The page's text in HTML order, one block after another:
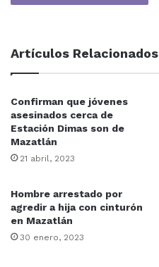
Artículos Relacionados
Confirman que jóvenes
asesinados cerca de
Estación Dimas son de
Mazatlán
21 abril, 2023
Hombre arrestado por
agredir a hija con cinturón
en Mazatlán
30 enero, 2023